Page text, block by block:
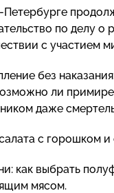
Петербурге
по делу о
с участием
без
ли
даже
с горошком
как выбрать
мясом.